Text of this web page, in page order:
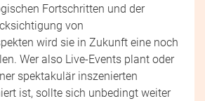
Fortschritten und der
von
wird sie in Zukunft eine noch
Wer also Live-Events plant oder
spektakulär inszenierten
ist, sollte sich unbedingt weiter